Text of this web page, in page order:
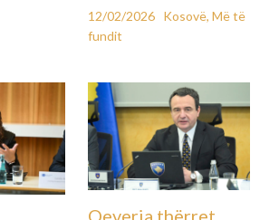
12/02/2026 Kosovë, Më të
fundit
Qeveria thërret